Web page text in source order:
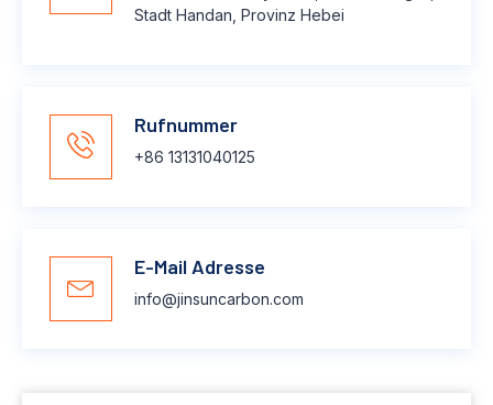
Stadt Handan, Provinz Hebei
Rufnummer
+86 13131040125
E-Mail Adresse
info@jinsuncarbon.com